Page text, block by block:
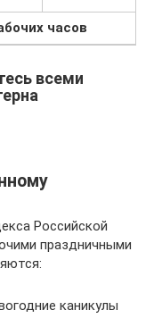
часов
всеми
Российской
праздничными
каникулы